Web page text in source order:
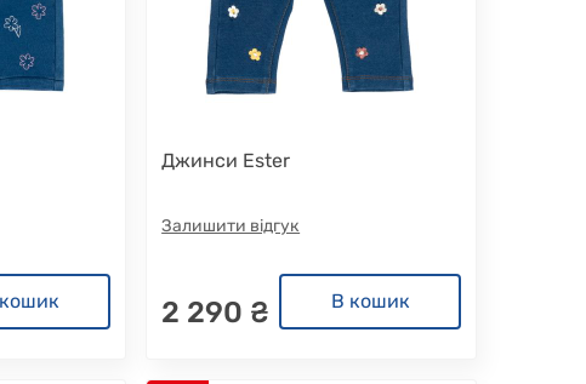
Джинси Ester
Залишити відгук
2 290 ₴ В кошик